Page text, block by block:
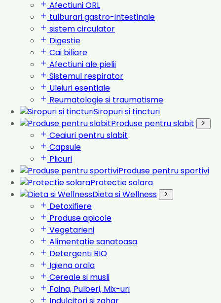
Afectiuni ORL
tulburari gastro-intestinale
sistem circulator
Digestie
Cai biliare
Afectiuni ale pielii
Sistemul respirator
Uleiuri esentiale
Reumatologie si traumatisme
Siropuri si tincturi
Produse pentru slabit
Ceaiuri pentru slabit
Capsule
Plicuri
Produse pentru sportivi
Protectie solara
Dieta si Wellness
Detoxifiere
Produse apicole
Vegetarieni
Alimentatie sanatoasa
Detergenti BIO
Igiena orala
Cereale si musli
Faina, Pulberi, Mix-uri